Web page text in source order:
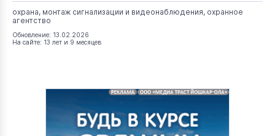
охрана, монтаж сигнализации и видеонаблюдения, охранное
агентство
Обновление: 13.02.2026
На сайте: 13 лет и 9 месяцев